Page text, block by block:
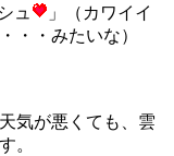
ュ
」（カワイイ
・・みたいな）
気が悪くても、雲
。